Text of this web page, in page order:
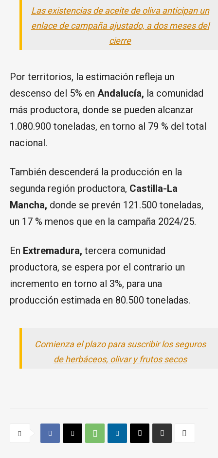
Las existencias de aceite de oliva anticipan un
enlace de campaña ajustado, a dos meses del
cierre
Por territorios, la estimación refleja un
descenso del 5% en Andalucía, la comunidad
más productora, donde se pueden alcanzar
1.080.900 toneladas, en torno al 79 % del total
nacional.
También descenderá la producción en la
segunda región productora, Castilla-La
Mancha, donde se prevén 121.500 toneladas,
un 17 % menos que en la campaña 2024/25.
En Extremadura, tercera comunidad
productora, se espera por el contrario un
incremento en torno al 3%, para una
producción estimada en 80.500 toneladas.
Comienza el plazo para suscribir los seguros
de herbáceos, olivar y frutos secos